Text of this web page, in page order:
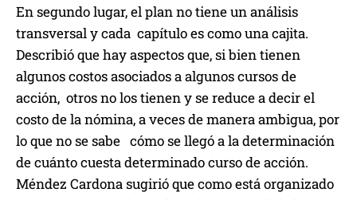
En segundo lugar, el plan no tiene un análisis
transversal y cada capítulo es como una cajita.
Describió que hay aspectos que, si bien tienen
algunos costos asociados a algunos cursos de
acción, otros no los tienen y se reduce a decir el
costo de la nómina, a veces de manera ambigua, por
lo que no se sabe cómo se llegó a la determinación
de cuánto cuesta determinado curso de acción.
Méndez Cardona sugirió que como está organizado